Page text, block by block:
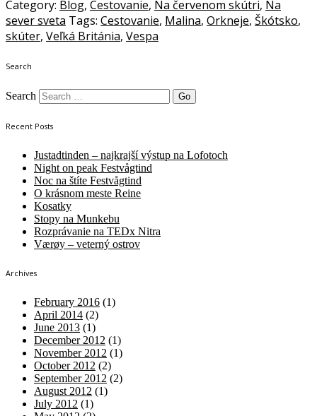
Category: Blog, Cestovanie, Na červenom skútri, Na
sever sveta Tags: Cestovanie, Malina, Orkneje, Škótsko,
skúter, Veľká Británia, Vespa
Search
Search
Recent Posts
Justadtinden – najkrajší výstup na Lofotoch
Night on peak Festvågtind
Noc na štíte Festvågtind
O krásnom meste Reine
Kosatky
Stopy na Munkebu
Rozprávanie na TEDx Nitra
Værøy – veterný ostrov
Archives
February 2016 (1)
April 2014 (2)
June 2013 (1)
December 2012 (1)
November 2012 (1)
October 2012 (2)
September 2012 (2)
August 2012 (1)
July 2012 (1)